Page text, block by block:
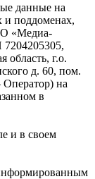
данные на
и поддоменах,
«Медиа-
область, г.о.
д. 60, пом.
Оператор) на
в
и в своем